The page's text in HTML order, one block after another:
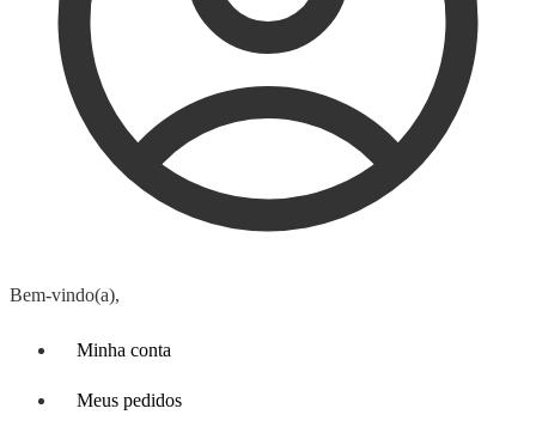
Bem-vindo(a),
Minha conta
Meus pedidos